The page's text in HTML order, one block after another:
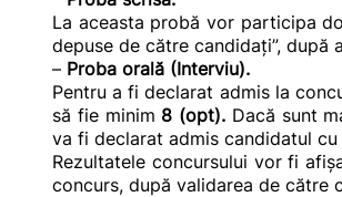
La aceasta probă vor participa
depuse de către candidați”,
– Proba orală (Interviu).
Pentru a fi declarat admis la
să fie minim 8 (opt). Dacă sunt
va fi declarat admis candidatul cu
Rezultatele concursului vor fi
concurs, după validarea de către